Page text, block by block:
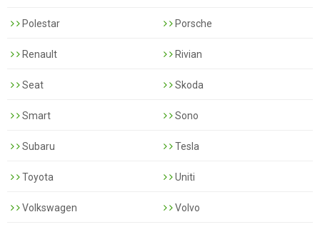
Polestar Porsche
Renault Rivian
Seat Skoda
Smart Sono
Subaru Tesla
Toyota Uniti
Volkswagen Volvo